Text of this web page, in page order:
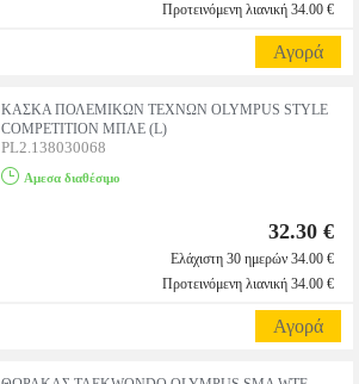
Προτεινόμενη λιανική 34.00 €
Αγορά
ΚΑΣΚΑ ΠΟΛΕΜΙΚΩΝ ΤΕΧΝΩΝ OLYMPUS STYLE
COMPETITION ΜΠΛΕ (L)
PL2.138030068
Αμεσα διαθέσιμο
32.30 €
Ελάχιστη 30 ημερών 34.00 €
Προτεινόμενη λιανική 34.00 €
Αγορά